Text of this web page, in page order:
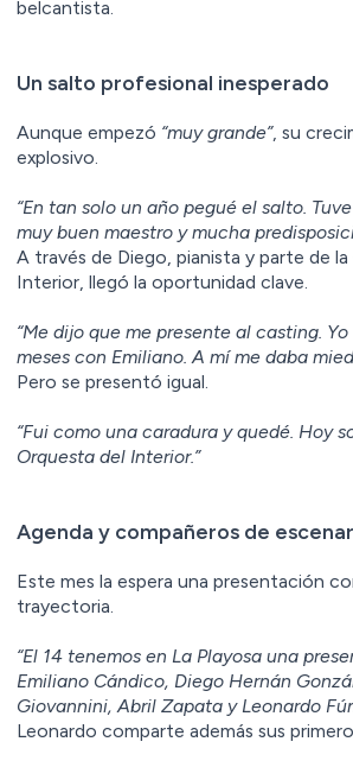
belcantista.
Un salto profesional inesperado
Aunque empezó “muy grande”, su
explosivo.
“En tan solo un año pegué el salto.
muy buen maestro y mucha
A través de Diego, pianista y parte de
Interior, llegó la oportunidad clave.
“Me dijo que me presente al casting.
meses con Emiliano. A mí me daba
Pero se presentó igual.
“Fui como una caradura y quedé. Hoy
Orquesta del Interior.”
Agenda y compañeros de
Este mes la espera una presentación
trayectoria.
“El 14 tenemos en La Playosa una
Emiliano Cándico, Diego Hernán
Giovannini, Abril Zapata y Leonardo
Leonardo comparte además sus